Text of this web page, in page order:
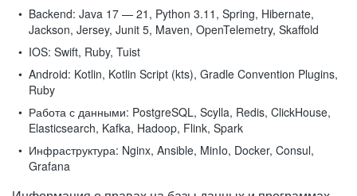
Backend: Java 17 — 21, Python 3.11, Spring, Hibernate,
Jackson, Jersey, Junit 5, Maven, OpenTelemetry, Skaffold
IOS: Swift, Ruby, Tuist
Android: Kotlin, Kotlin Script (kts), Gradle Convention Plugins,
Ruby
Работа с данными: PostgreSQL, Scylla, Redis, ClickHouse,
Elasticsearch, Kafka, Hadoop, Flink, Spark
Инфраструктура: Nginx, Ansible, MinIo, Docker, Consul,
Grafana